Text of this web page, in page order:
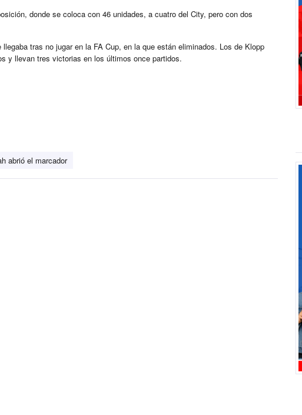
donde se coloca con 46 unidades, a cuatro del City, pero con dos
llegaba tras no jugar en la FA Cup, en la que están eliminados. Los de Klopp
y llevan tres victorias en los últimos once partidos.
abrió el marcador